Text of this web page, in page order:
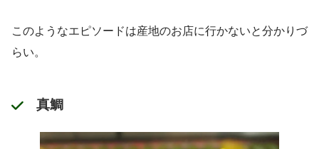
このようなエピソードは産地のお店に行かないと分かりづ
らい。
真鯛